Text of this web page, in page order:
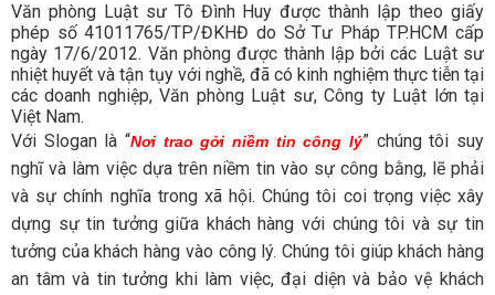
Văn phòng Luật sư Tô Đình Huy được thành lập theo giấy
phép số 41011765/TP/ĐKHĐ do Sở Tư Pháp TP.HCM cấp
ngày 17/6/2012. Văn phòng được thành lập bởi các Luật sư
nhiệt huyết và tận tụy với nghề, đã có kinh nghiệm thực tiễn tại
các doanh nghiệp, Văn phòng Luật sư, Công ty Luật lớn tại
Việt Nam.
Với Slogan là “Nơi trao gởi niềm tin công lý” chúng tôi suy
nghĩ và làm việc dựa trên niềm tin vào sự công bằng, lẽ phải
và sự chính nghĩa trong xã hội. Chúng tôi coi trọng việc xây
dựng sự tin tưởng giữa khách hàng với chúng tôi và sự tin
tưởng của khách hàng vào công lý. Chúng tôi giúp khách hàng
an tâm và tin tưởng khi làm việc, đại diện và bảo vệ khách